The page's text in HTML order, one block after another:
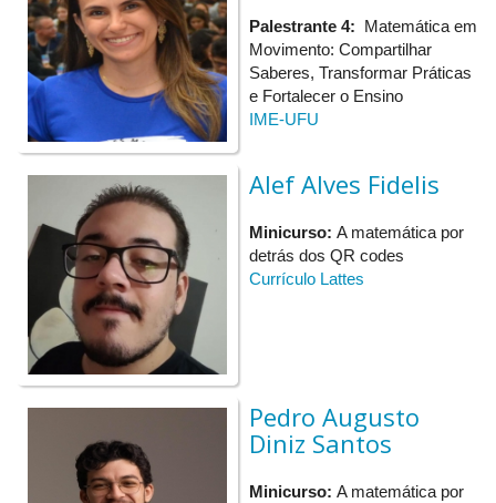
Palestrante 4: Matemática em
Movimento: Compartilhar
Saberes, Transformar Práticas
e Fortalecer o Ensino
IME-UFU
Alef Alves Fidelis
Minicurso: A matemática por
detrás dos QR codes
Currículo Lattes
Pedro Augusto
Diniz Santos
Minicurso: A matemática por